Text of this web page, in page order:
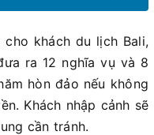
khách du lịch Bali,
ra 12 nghĩa vụ và 8
hòn đảo nếu không
Khách nhập cảnh sẽ
cần tránh.